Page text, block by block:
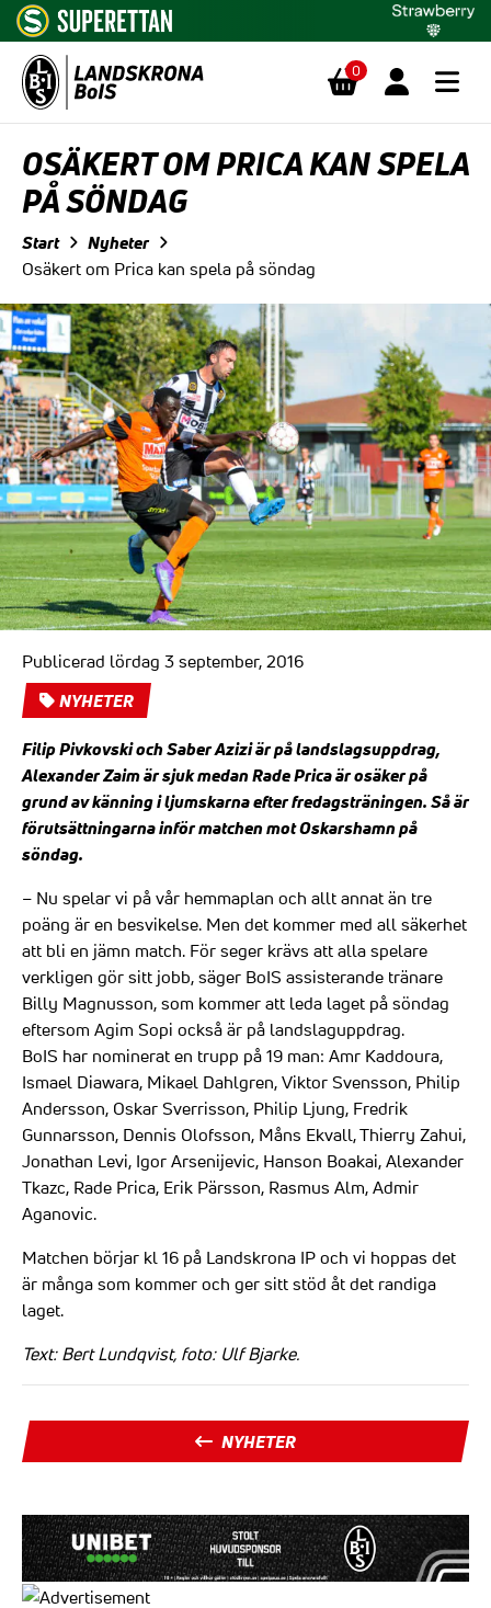
0
OSÄKERT OM PRICA KAN SPELA
PÅ SÖNDAG
Start Nyheter
Osäkert om Prica kan spela på söndag
Publicerad lördag 3 september, 2016
NYHETER
Filip Pivkovski och Saber Azizi är på landslagsuppdrag,
Alexander Zaim är sjuk medan Rade Prica är osäker på
grund av känning i ljumskarna efter fredagsträningen. Så är
förutsättningarna inför matchen mot Oskarshamn på
söndag.
– Nu spelar vi på vår hemmaplan och allt annat än tre
poäng är en besvikelse. Men det kommer med all säkerhet
att bli en jämn match. För seger krävs att alla spelare
verkligen gör sitt jobb, säger BoIS assisterande tränare
Billy Magnusson, som kommer att leda laget på söndag
eftersom Agim Sopi också är på landslaguppdrag.
BoIS har nominerat en trupp på 19 man: Amr Kaddoura,
Ismael Diawara, Mikael Dahlgren, Viktor Svensson, Philip
Andersson, Oskar Sverrisson, Philip Ljung, Fredrik
Gunnarsson, Dennis Olofsson, Måns Ekvall, Thierry Zahui,
Jonathan Levi, Igor Arsenijevic, Hanson Boakai, Alexander
Tkazc, Rade Prica, Erik Pärsson, Rasmus Alm, Admir
Aganovic.
Matchen börjar kl 16 på Landskrona IP och vi hoppas det
är många som kommer och ger sitt stöd åt det randiga
laget.
Text: Bert Lundqvist, foto: Ulf Bjarke.
NYHETER